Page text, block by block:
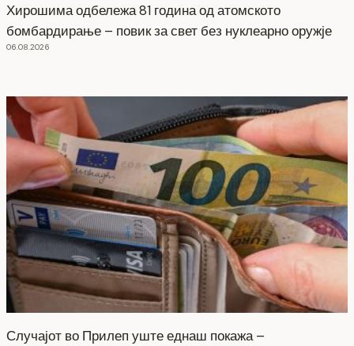
Хирошима одбележа 81 година од атомското
бомбардирање – повик за свет без нуклеарно оружје
06.08.2026
Случајот во Прилеп уште еднаш покажа –